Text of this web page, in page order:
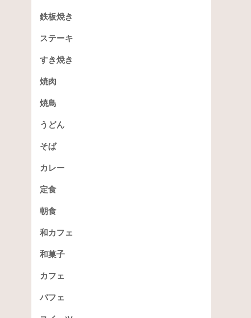
鉄板焼き
ステーキ
すき焼き
焼肉
焼鳥
うどん
そば
カレー
定食
朝食
和カフェ
和菓子
カフェ
パフェ